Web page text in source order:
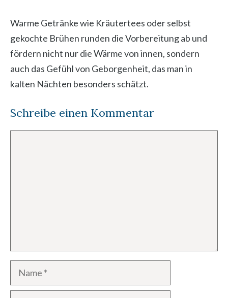
Warme Getränke wie Kräutertees oder selbst
gekochte Brühen runden die Vorbereitung ab und
fördern nicht nur die Wärme von innen, sondern
auch das Gefühl von Geborgenheit, das man in
kalten Nächten besonders schätzt.
Schreibe einen Kommentar
Name